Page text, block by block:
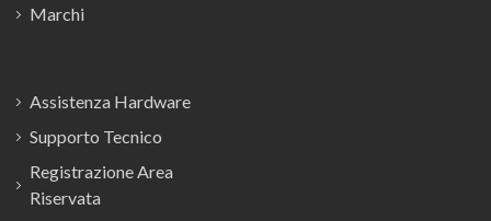
Marchi
Assistenza Hardware
Supporto Tecnico
Registrazione Area
Riservata